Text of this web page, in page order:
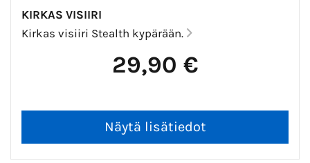
KIRKAS VISIIRI
Kirkas visiiri Stealth kypärään.
29,90 €